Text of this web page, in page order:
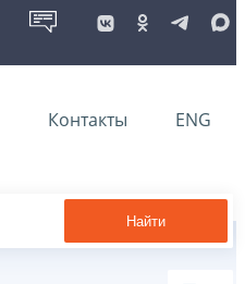
Контакты ENG
Найти